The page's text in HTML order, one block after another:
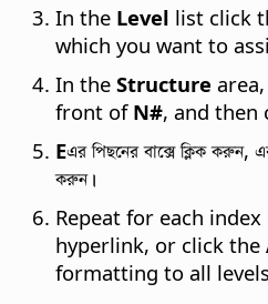
In the Level list click
which you want to
In the Structure
front of N#, and then
Eএর পিছনের বাক্সে ক্লিক করুন,
করুন।
Repeat for each
hyperlink, or click the
formatting to all